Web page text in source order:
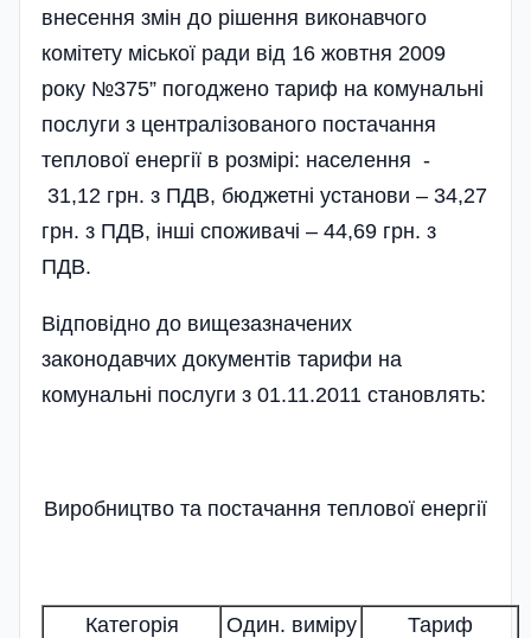
внесення змін до рішення виконавчого
комітету міської ради від 16 жовтня 2009
року №375” погоджено тариф на комунальні
послуги з централізованого постачання
теплової енергії в розмірі: населення -
31,12 грн. з ПДВ, бюджетні установи – 34,27
грн. з ПДВ, інші споживачі – 44,69 грн. з
ПДВ.
Відповідно до вищезазначених
законодавчих документів тарифи на
комунальні послуги з 01.11.2011 становлять:
Виробництво та постачання теплової енергії
Категорія
Один. виміру Тариф